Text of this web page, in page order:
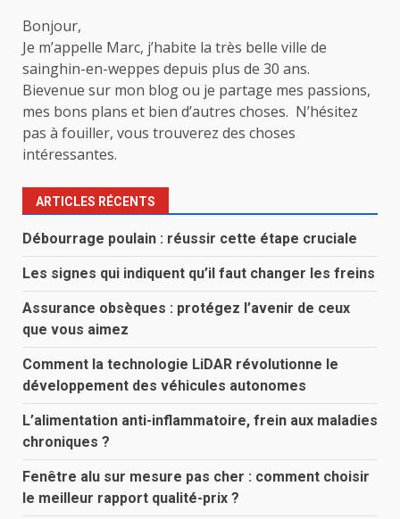
Bonjour,
Je m’appelle Marc, j’habite la très belle ville de
sainghin-en-weppes depuis plus de 30 ans.
Bievenue sur mon blog ou je partage mes passions,
mes bons plans et bien d’autres choses. N’hésitez
pas à fouiller, vous trouverez des choses
intéressantes.
ARTICLES RÉCENTS
Débourrage poulain : réussir cette étape cruciale
Les signes qui indiquent qu’il faut changer les freins
Assurance obsèques : protégez l’avenir de ceux
que vous aimez
Comment la technologie LiDAR révolutionne le
développement des véhicules autonomes
L’alimentation anti-inflammatoire, frein aux maladies
chroniques ?
Fenêtre alu sur mesure pas cher : comment choisir
le meilleur rapport qualité-prix ?